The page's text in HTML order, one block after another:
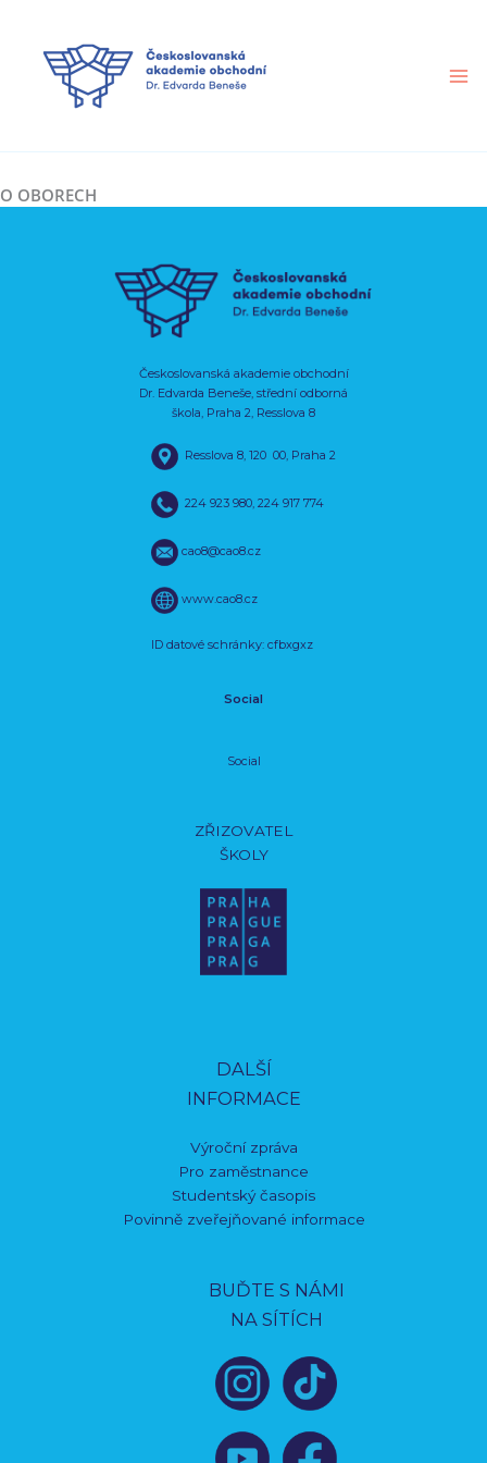
obsah
O OBORECH
Českoslovanská akademie obchodní
Dr. Edvarda Beneše, střední odborná
škola, Praha 2, Resslova 8
Resslova 8, 120 00, Praha 2
224 923 980, 224 917 774
cao8@cao8.cz
www.cao8.cz
ID datové schránky: cfbxgxz
Social
Social
ZŘIZOVATEL
ŠKOLY
DALŠÍ
INFORMACE
Výroční zpráva
Pro zaměstnance
Studentský časopis
Povinně zveřejňované informace
BUĎTE S NÁMI
NA SÍTÍCH